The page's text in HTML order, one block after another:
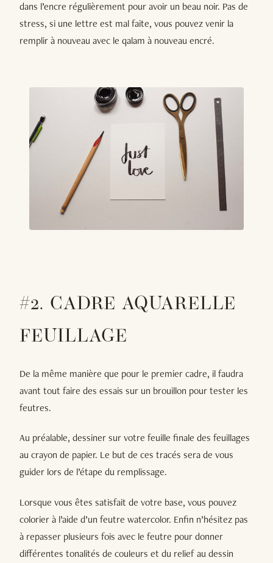
dans l’encre régulièrement pour avoir un beau noir. Pas de
stress, si une lettre est mal faite, vous pouvez venir la
remplir à nouveau avec le qalam à nouveau encré.
#2. CADRE AQUARELLE
FEUILLAGE
De la même manière que pour le premier cadre, il faudra
avant tout faire des essais sur un brouillon pour tester les
feutres.
Au préalable, dessiner sur votre feuille finale des feuillages
au crayon de papier. Le but de ces tracés sera de vous
guider lors de l’étape du remplissage.
Lorsque vous êtes satisfait de votre base, vous pouvez
colorier à l’aide d’un feutre watercolor. Enfin n’hésitez pas
à repasser plusieurs fois avec le feutre pour donner
différentes tonalités de couleurs et du relief au dessin